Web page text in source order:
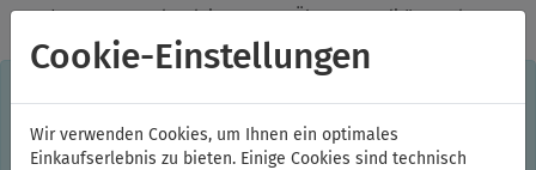
✓Jeden Monat starke Aktionen ✓Über 20 Qualitätsmarken ✓
Kostenlose Lieferung im Inland ab 150,00 Euro Bruttowarenwert
Einkaufserlebnis. Dabei werden beispielsweise die Session-
Informationen oder die Spracheinstellung auf Ihrem Rechner
gespeichert. Ohne Cookies ist der Funktionsumfang des
Cookie-Einstellungen
Wir verwenden Cookies, um Ihnen ein optimales
Einkaufserlebnis zu bieten. Einige Cookies sind technisch